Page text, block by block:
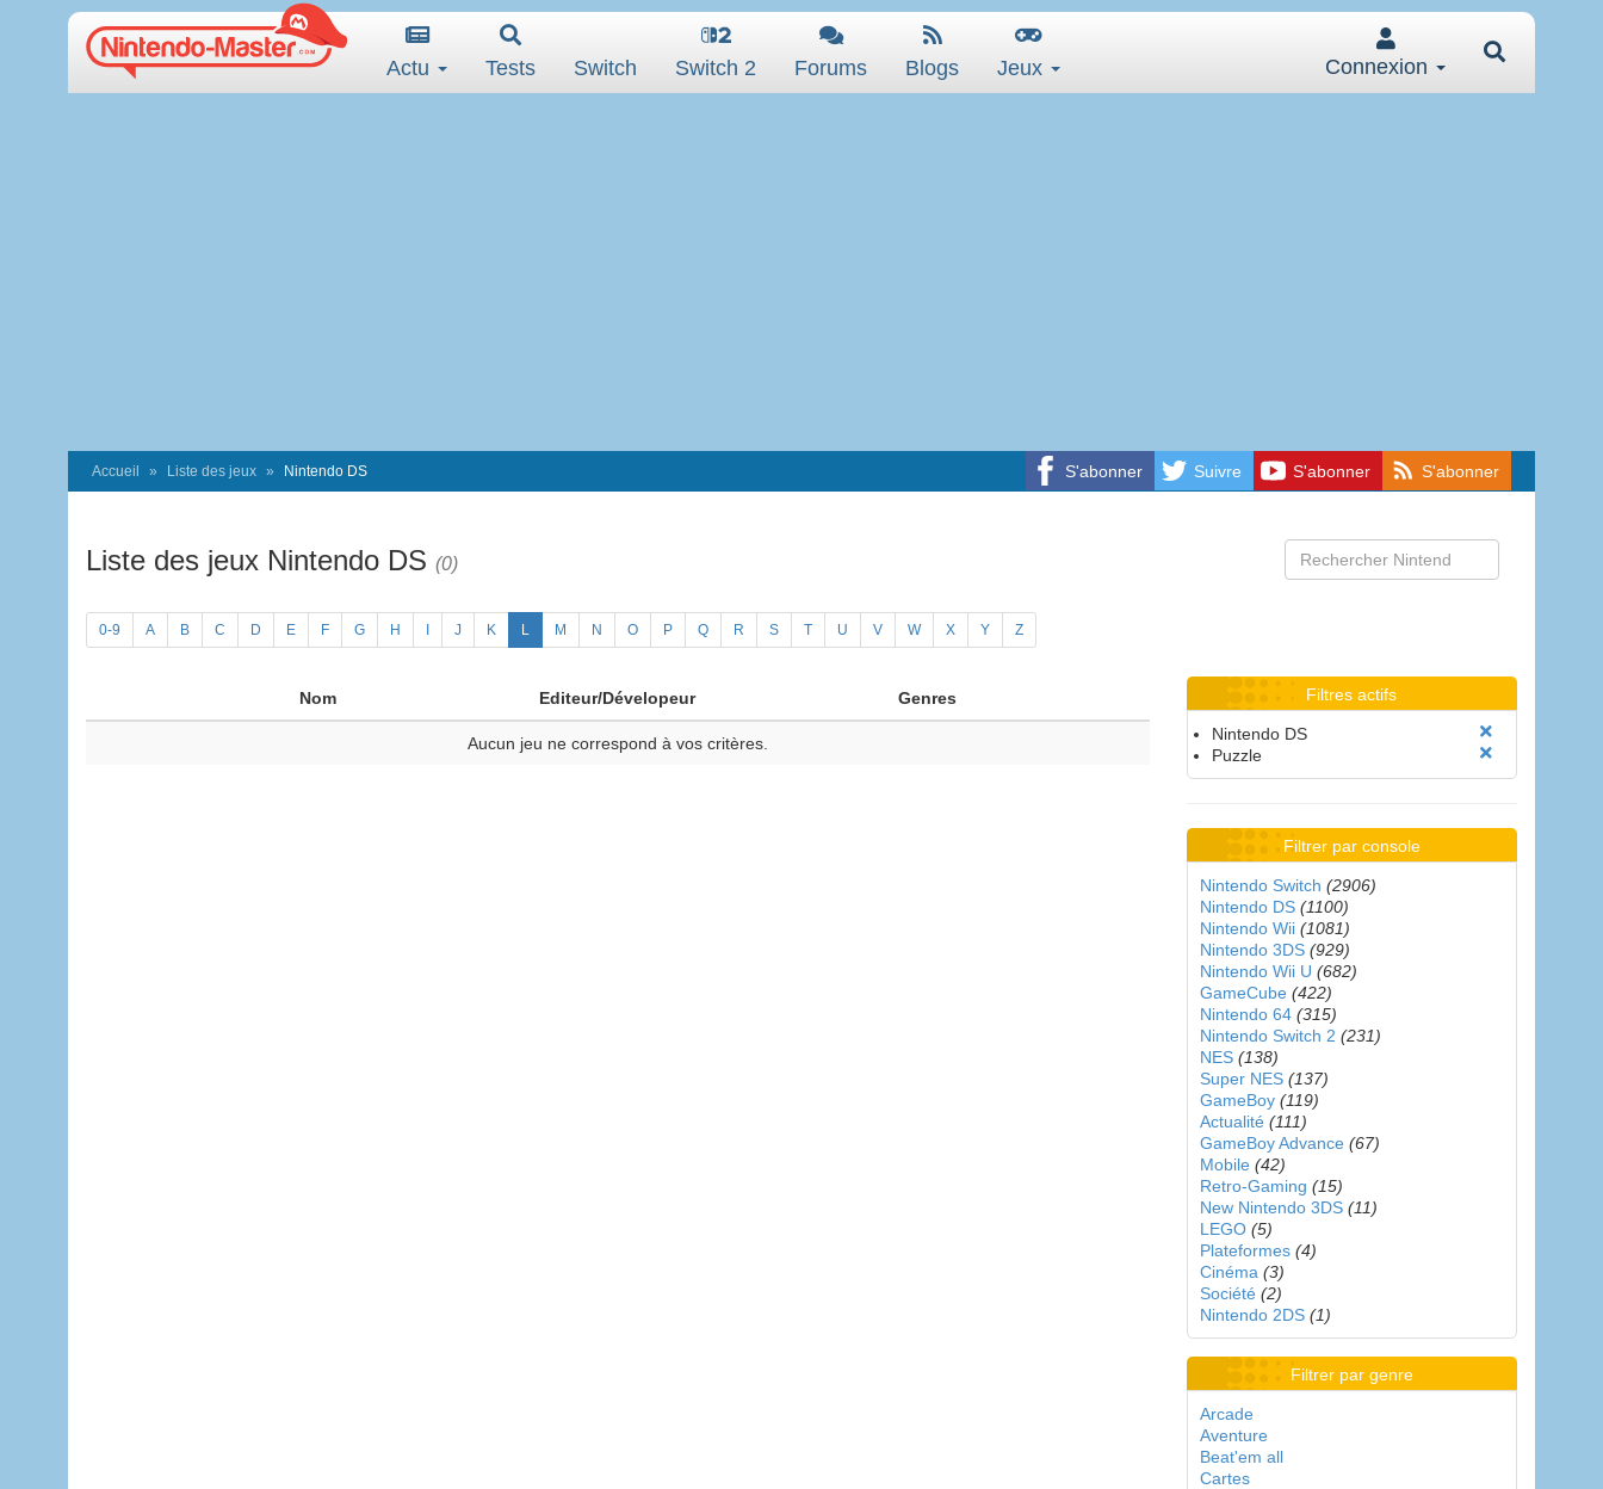
Actu Tests Switch Switch 2 Forums Blogs Jeux Connexion
S'abonner Suivre S'abonner S'abonner
Accueil Liste des jeux Nintendo DS
Liste des jeux Nintendo DS (0)
0-9 A B C D E F G H J K L M N O P Q R S T U V W X Y Z
Nom Editeur/Dévelopeur Genres
Aucun jeu ne correspond à vos critères.
Filtres actifs
Nintendo DS
Puzzle
Filtrer par console
Nintendo Switch (2906)
Nintendo DS (1100)
Nintendo Wii (1081)
Nintendo 3DS (929)
Nintendo Wii U (682)
GameCube (422)
Nintendo 64 (315)
Nintendo Switch 2 (231)
NES (138)
Super NES (137)
GameBoy (119)
Actualité (111)
GameBoy Advance (67)
Mobile (42)
Retro-Gaming (15)
New Nintendo 3DS (11)
LEGO (5)
Plateformes (4)
Cinéma (3)
Société (2)
Nintendo 2DS (1)
Filtrer par genre
Arcade
Aventure
Beat'em all
Cartes